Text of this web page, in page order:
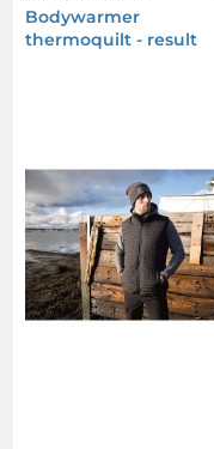
Bodywarmer
thermoquilt - result